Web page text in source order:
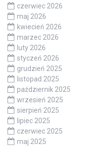
czerwiec 2026
maj 2026
kwiecień 2026
marzec 2026
luty 2026
styczeń 2026
grudzień 2025
listopad 2025
październik 2025
wrzesień 2025
sierpień 2025
lipiec 2025
czerwiec 2025
maj 2025